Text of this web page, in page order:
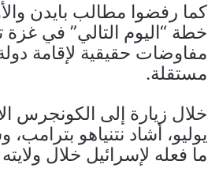
كما رفضوا مطالب بايدن
خطة “اليوم التالي” في
مفاوضات حقيقية لإقامة
مستقلة.
خلال زيارة إلى الكونجرس
يوليو، أشاد نتنياهو
ما فعله لإسرائيل خلال